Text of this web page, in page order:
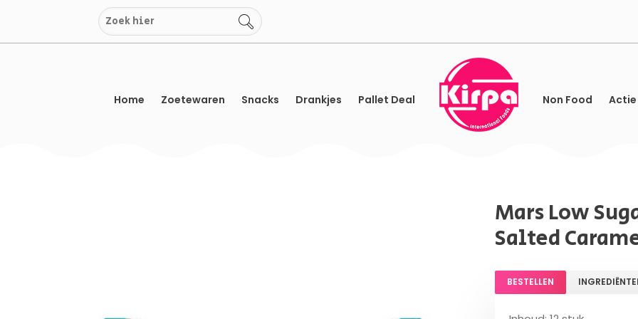
inhoud
Home Zoetewaren Snacks Drankjes Pallet Deal Non Food Actie
Mars Low
Salted
BESTELLEN